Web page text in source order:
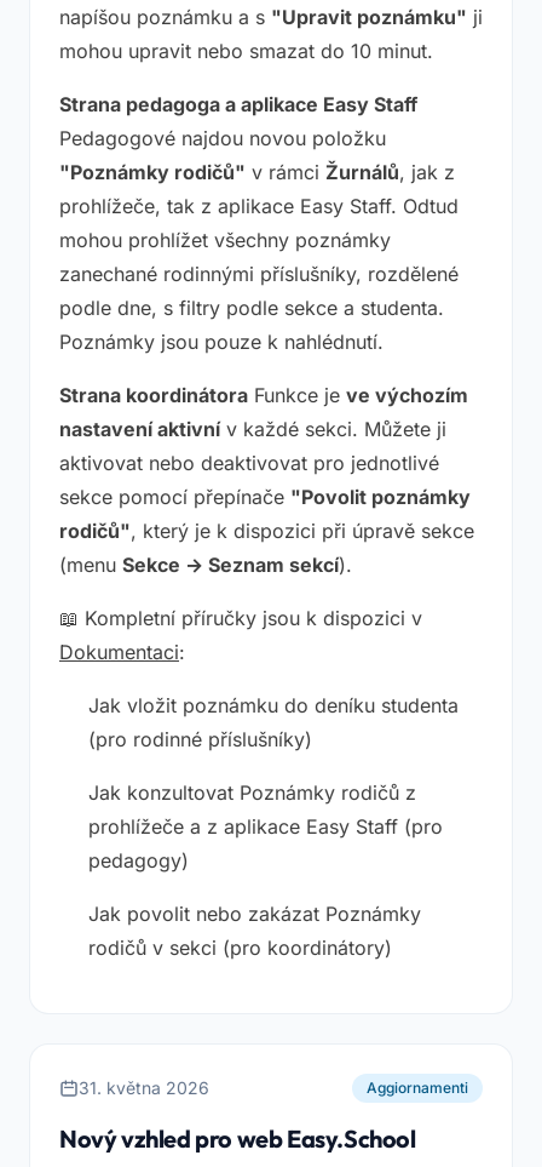
napíšou poznámku a s "Upravit poznámku" ji
mohou upravit nebo smazat do 10 minut.
Strana pedagoga a aplikace Easy Staff
Pedagogové najdou novou položku
"Poznámky rodičů" v rámci Žurnálů, jak z
prohlížeče, tak z aplikace Easy Staff. Odtud
mohou prohlížet všechny poznámky
zanechané rodinnými příslušníky, rozdělené
podle dne, s filtry podle sekce a studenta.
Poznámky jsou pouze k nahlédnutí.
Strana koordinátora Funkce je ve výchozím
nastavení aktivnív každé sekci. Můžete ji
aktivovat nebo deaktivovat pro jednotlivé
sekce pomocí přepínače "Povolit poznámky
rodičů", který je k dispozici při úpravě sekce
(menu Sekce → Seznam sekcí).
📖 Kompletní příručky jsou k dispozici v
Dokumentaci:
Jak vložit poznámku do deníku studenta
(pro rodinné příslušníky)
Jak konzultovat Poznámky rodičů z
prohlížeče a z aplikace Easy Staff (pro
pedagogy)
Jak povolit nebo zakázat Poznámky
rodičů v sekci (pro koordinátory)
31. května 2026 Aggiornamenti
Nový vzhled pro web Easy.School